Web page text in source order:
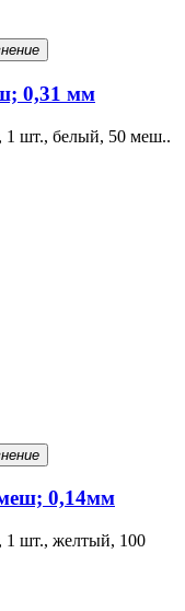
0,31 мм
1 шт., белый, 50 меш..
0,14мм
1 шт., желтый, 100